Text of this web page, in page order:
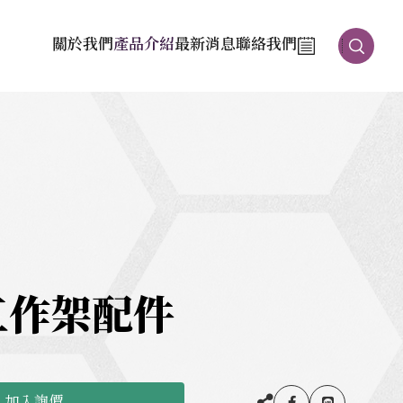
關於我們產品介紹最新消息聯絡我們
架配件